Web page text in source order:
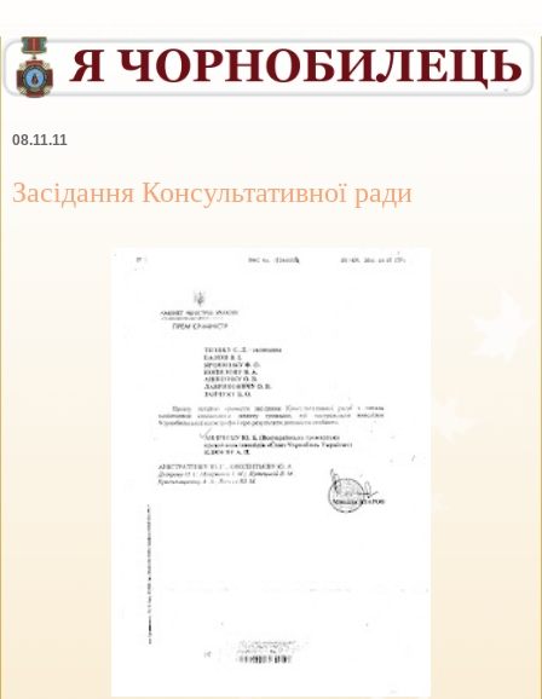
08.11.11
Засідання Консультативної ради